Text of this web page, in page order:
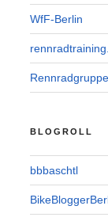
WfF-Berlin
Rennradgruppe
BLOGROLL
bbbaschtl